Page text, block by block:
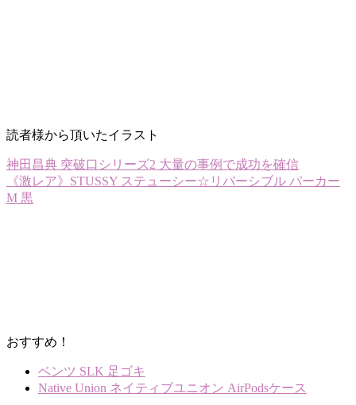
読者様から頂いたイラスト
神田昌典 突破口シリーズ2 大量の事例で成功を確信
《激レア》STUSSY ステューシー☆リバーシブル パーカー
M 黒
おすすめ！
ベンツ SLK 足ゴキ
Native Union ネイティブユニオン AirPodsケース